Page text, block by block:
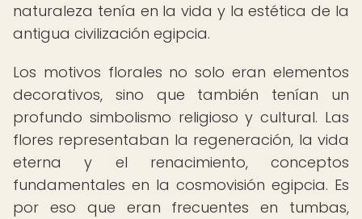
naturaleza tenía en la vida y la estética de la
antigua civilización egipcia.
Los motivos florales no solo eran elementos
decorativos, sino que también tenían un
profundo simbolismo religioso y cultural. Las
flores representaban la regeneración, la vida
eterna y el renacimiento, conceptos
fundamentales en la cosmovisión egipcia. Es
por eso que eran frecuentes en tumbas,